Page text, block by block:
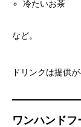
冷たいお茶
など。
ドリンクは提供
ワンハンドフ